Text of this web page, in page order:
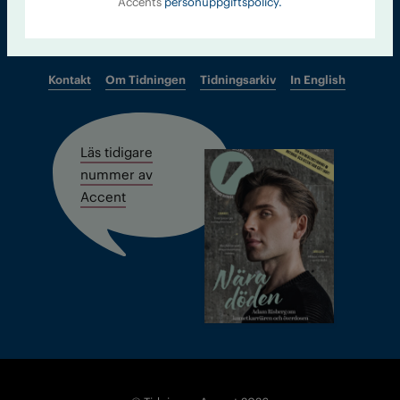
Kontakt Om Tidningen Tidningsarkiv In English
Läs tidigare
nummer av
Accent